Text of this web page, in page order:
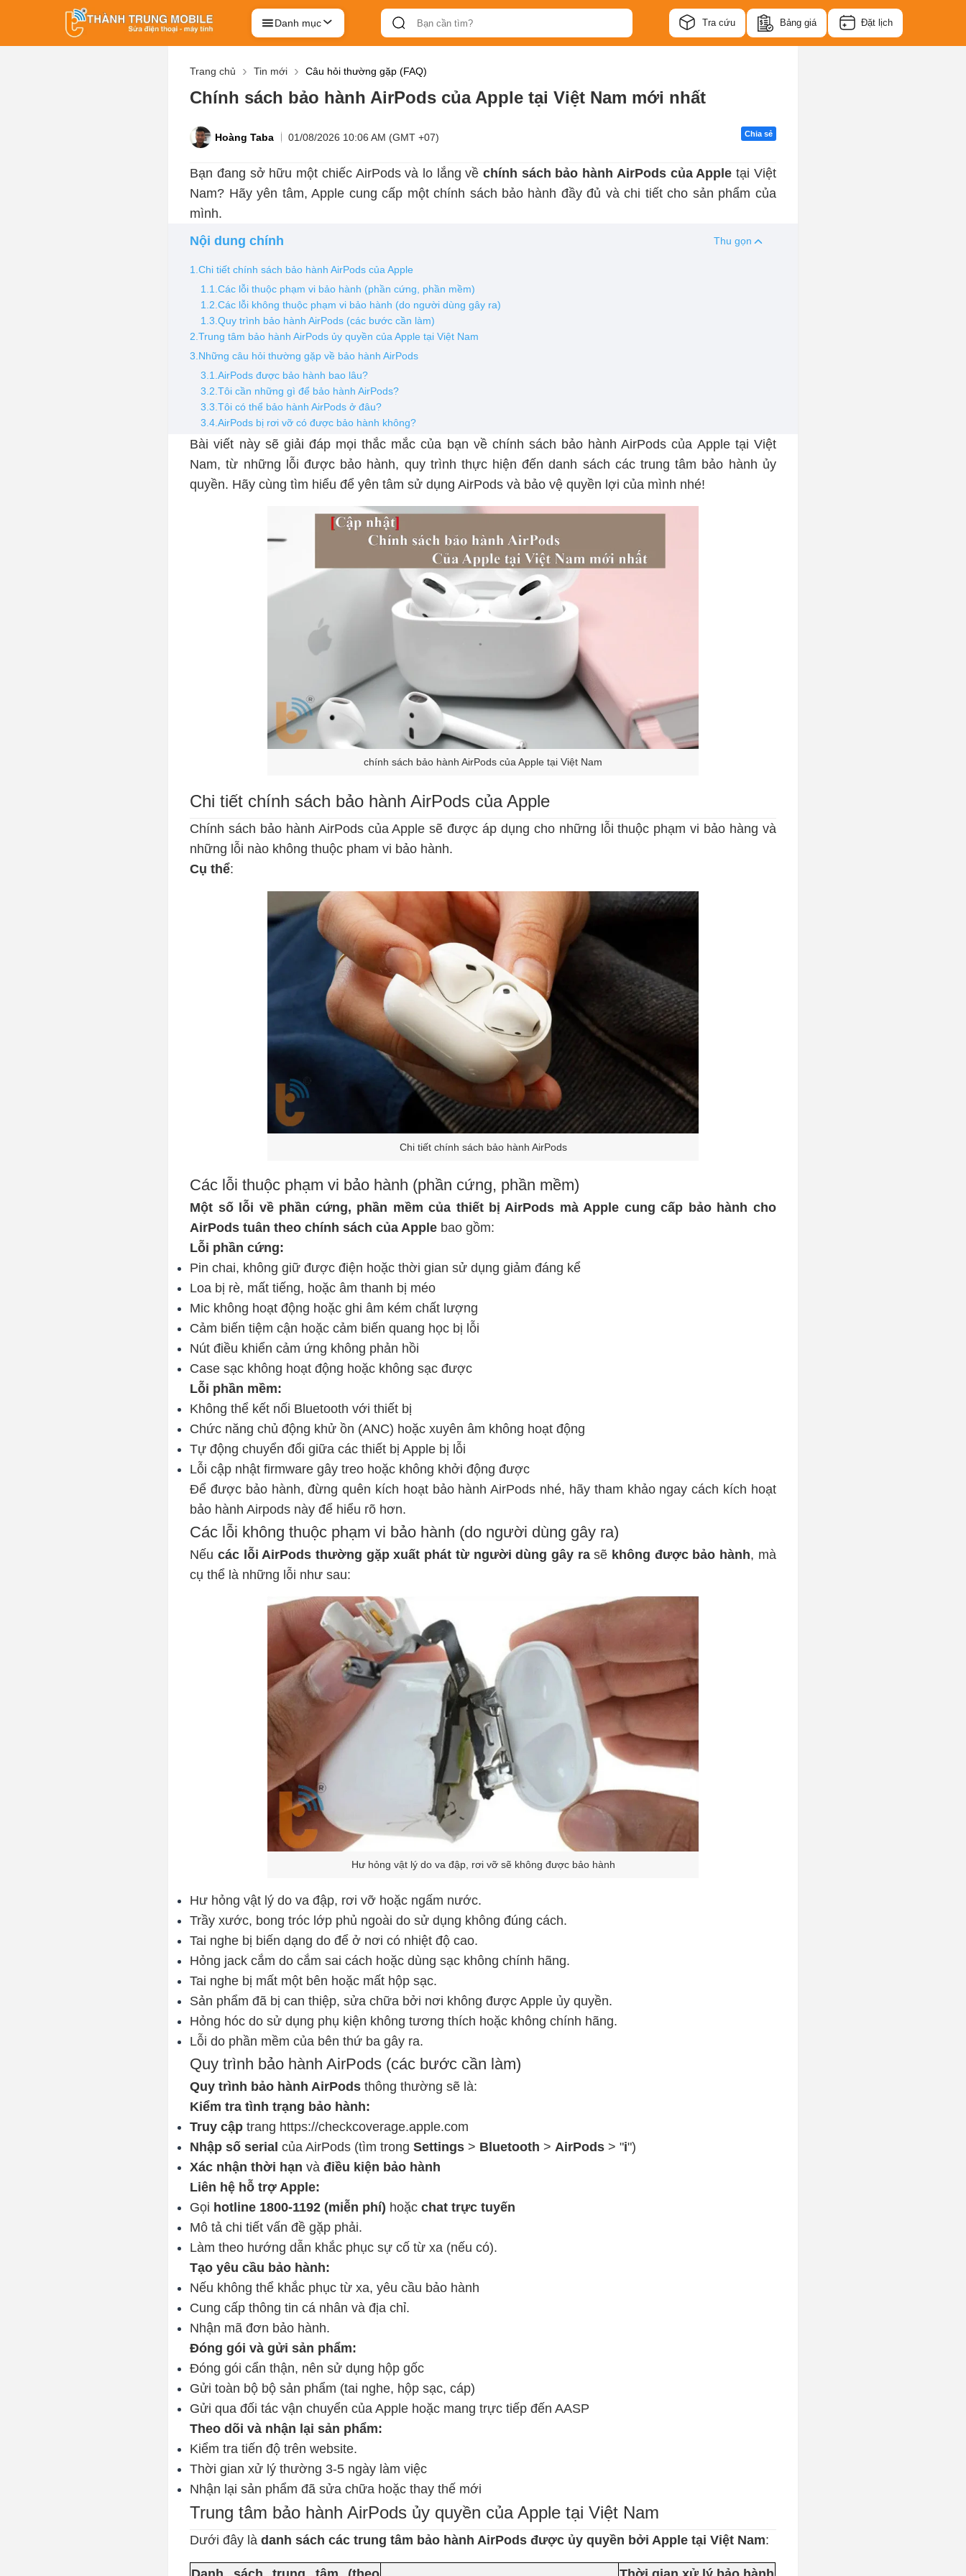
Danh mục Tra cứu Bảng giá Đặt lịch
Trang chủ Tin mới Câu hỏi thường gặp (FAQ)
Chính sách bảo hành AirPods của Apple tại Việt Nam mới nhất
Hoàng Taba 01/08/2026 10:06 AM (GMT +07) Chia sẻ
Bạn đang sở hữu một chiếc AirPods và lo lắng vềchính sách bảo hành AirPods của Apple tại Việt
Nam? Hãy yên tâm, Apple cung cấp một chính sách bảo hành đầy đủ và chi tiết cho sản phẩm của
mình.
Nội dung chính
Thu gọn
1.Chi tiết chính sách bảo hành AirPods của Apple
1.1.Các lỗi thuộc phạm vi bảo hành (phần cứng, phần mềm)
1.2.Các lỗi không thuộc phạm vi bảo hành (do người dùng gây ra)
1.3.Quy trình bảo hành AirPods (các bước cần làm)
2.Trung tâm bảo hành AirPods ủy quyền của Apple tại Việt Nam
3.Những câu hỏi thường gặp về bảo hành AirPods
3.1.AirPods được bảo hành bao lâu?
3.2.Tôi cần những gì để bảo hành AirPods?
3.3.Tôi có thể bảo hành AirPods ở đâu?
3.4.AirPods bị rơi vỡ có được bảo hành không?
Bài viết này sẽ giải đáp mọi thắc mắc của bạn về chính sách bảo hành AirPods của Apple tại Việt
Nam, từ những lỗi được bảo hành, quy trình thực hiện đến danh sách các trung tâm bảo hành ủy
quyền. Hãy cùng tìm hiểu để yên tâm sử dụng AirPods và bảo vệ quyền lợi của mình nhé!
chính sách bảo hành AirPods của Apple tại Việt Nam
Chi tiết chính sách bảo hành AirPods của Apple
Chính sách bảo hành AirPods của Apple sẽ được áp dụng cho những lỗi thuộc phạm vi bảo hàng và
những lỗi nào không thuộc pham vi bảo hành.
Cụ thể:
Chi tiết chính sách bảo hành AirPods
Các lỗi thuộc phạm vi bảo hành (phần cứng, phần mềm)
Một số lỗi về phần cứng, phần mềm của thiết bị AirPods mà Apple cung cấp bảo hành cho
AirPods tuân theo chính sách của Apple bao gồm:
Lỗi phần cứng:
Pin chai, không giữ được điện hoặc thời gian sử dụng giảm đáng kể
Loa bị rè, mất tiếng, hoặc âm thanh bị méo
Mic không hoạt động hoặc ghi âm kém chất lượng
Cảm biến tiệm cận hoặc cảm biến quang học bị lỗi
Nút điều khiển cảm ứng không phản hồi
Case sạc không hoạt động hoặc không sạc được
Lỗi phần mềm:
Không thể kết nối Bluetooth với thiết bị
Chức năng chủ động khử ồn (ANC) hoặc xuyên âm không hoạt động
Tự động chuyển đổi giữa các thiết bị Apple bị lỗi
Lỗi cập nhật firmware gây treo hoặc không khởi động được
Để được bảo hành, đừng quên kích hoạt bảo hành AirPods nhé, hãy tham khảo ngay cách kích hoạt
bảo hành Airpods này để hiểu rõ hơn.
Các lỗi không thuộc phạm vi bảo hành (do người dùng gây ra)
Nếu các lỗi AirPods thường gặp xuất phát từ người dùng gây rasẽ không được bảo hành, mà
cụ thể là những lỗi như sau:
Hư hỏng vật lý do va đập, rơi vỡ sẽ không được bảo hành
Hư hỏng vật lý do va đập, rơi vỡ hoặc ngấm nước.
Trầy xước, bong tróc lớp phủ ngoài do sử dụng không đúng cách.
Tai nghe bị biến dạng do để ở nơi có nhiệt độ cao.
Hỏng jack cắm do cắm sai cách hoặc dùng sạc không chính hãng.
Tai nghe bị mất một bên hoặc mất hộp sạc.
Sản phẩm đã bị can thiệp, sửa chữa bởi nơi không được Apple ủy quyền.
Hỏng hóc do sử dụng phụ kiện không tương thích hoặc không chính hãng.
Lỗi do phần mềm của bên thứ ba gây ra.
Quy trình bảo hành AirPods (các bước cần làm)
Quy trình bảo hành AirPodsthông thường sẽ là:
Kiểm tra tình trạng bảo hành:
Truy cập trang https://checkcoverage.apple.com
Nhập số serialcủa AirPods (tìm trongSettings > Bluetooth > AirPods > "i")
Xác nhận thời hạnvàđiều kiện bảo hành
Liên hệ hỗ trợ Apple:
Gọi hotline 1800-1192 (miễn phí) hoặcchat trực tuyến
Mô tả chi tiết vấn đề gặp phải.
Làm theo hướng dẫn khắc phục sự cố từ xa (nếu có).
Tạo yêu cầu bảo hành:
Nếu không thể khắc phục từ xa, yêu cầu bảo hành
Cung cấp thông tin cá nhân và địa chỉ.
Nhận mã đơn bảo hành.
Đóng gói và gửi sản phẩm:
Đóng gói cẩn thận, nên sử dụng hộp gốc
Gửi toàn bộ bộ sản phẩm (tai nghe, hộp sạc, cáp)
Gửi qua đối tác vận chuyển của Apple hoặc mang trực tiếp đến AASP
Theo dõi và nhận lại sản phẩm:
Kiểm tra tiến độ trên website.
Thời gian xử lý thường 3-5 ngày làm việc
Nhận lại sản phẩm đã sửa chữa hoặc thay thế mới
Trung tâm bảo hành AirPods ủy quyền của Apple tại Việt Nam
Dưới đây làdanh sách các trung tâm bảo hành AirPods được ủy quyền bởi Apple tại Việt Nam: